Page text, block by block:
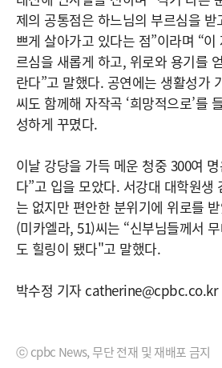
제의 공통점은 하느님의 부르심을
쁘게 살아가고 있다는 점”이라며 “
르심을 새롭게 하고, 위로와 용기를
란다”고 말했다. 공연에는 생활성가
씨도 함께해 자작곡 ‘희망적으로’를
성하게 꾸몄다.
이날 강당을 가득 메운 청중 300여
다”고 입을 모았다. 서강대 대학원생
는 없지만 편안한 분위기에 위로를
(미카엘라, 51)씨는 “신부님들께서
도 힐링이 됐다"고 말했다.
박수정 기자 catherine@cpbc.co.kr
ⓒ cpbc News, 무단 전재 및 재배포 금지